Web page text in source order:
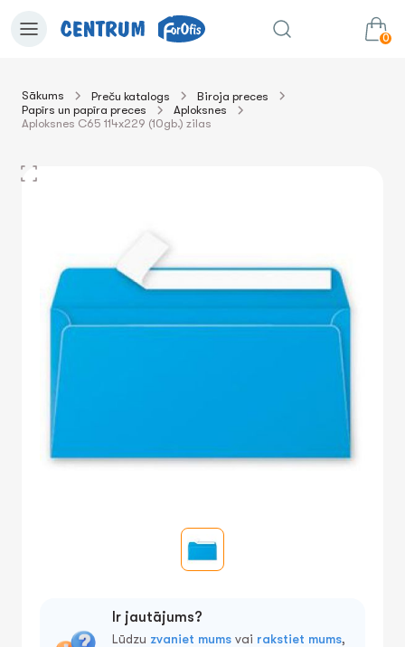
0
uz grozu
Sākums Preču katalogs
Biroja preces
Papīrs un papīra preces
Aploksnes
Aploksnes C65 114x229 (10gb.) zilas
Ir jautājums?
Lūdzu zvaniet mums vai rakstiet mums,